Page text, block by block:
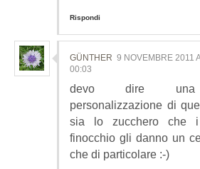
Rispondi
GÜNTHER 9 NOVEMBRE 2011
00:03
devo dire
personalizzazione di
sia lo zucchero che
finocchio gli danno un
che di particolare :-)